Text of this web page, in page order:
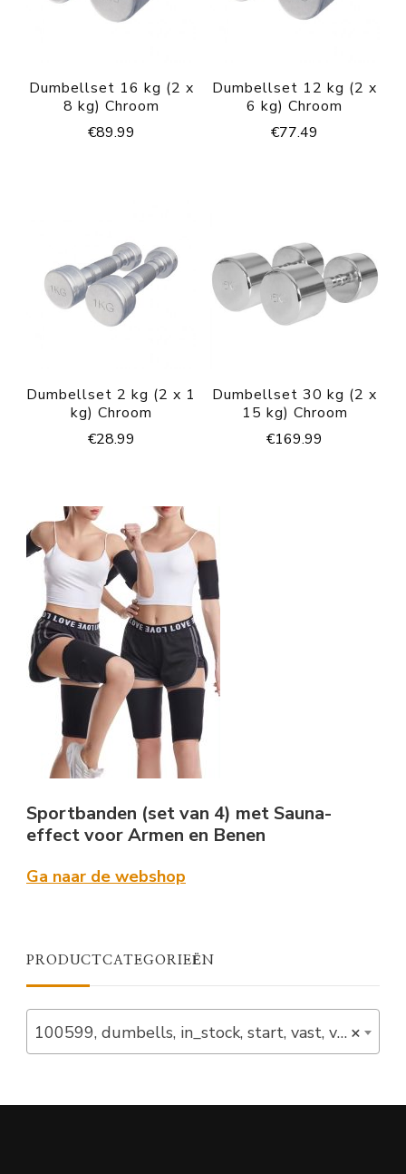
Dumbellset 16 kg (2 x
8 kg) Chroom
€89.99
Dumbellset 12 kg (2 x
6 kg) Chroom
€77.49
Dumbellset 2 kg (2 x 1
kg) Chroom
€28.99
Dumbellset 30 kg (2 x
15 kg) Chroom
€169.99
Sportbanden (set van 4) met Sauna-
effect voor Armen en Benen
Ga naar de webshop
PRODUCTCATEGORIEËN
×
100599, dumbells, in_stock, start, vast, verlaagd (10)